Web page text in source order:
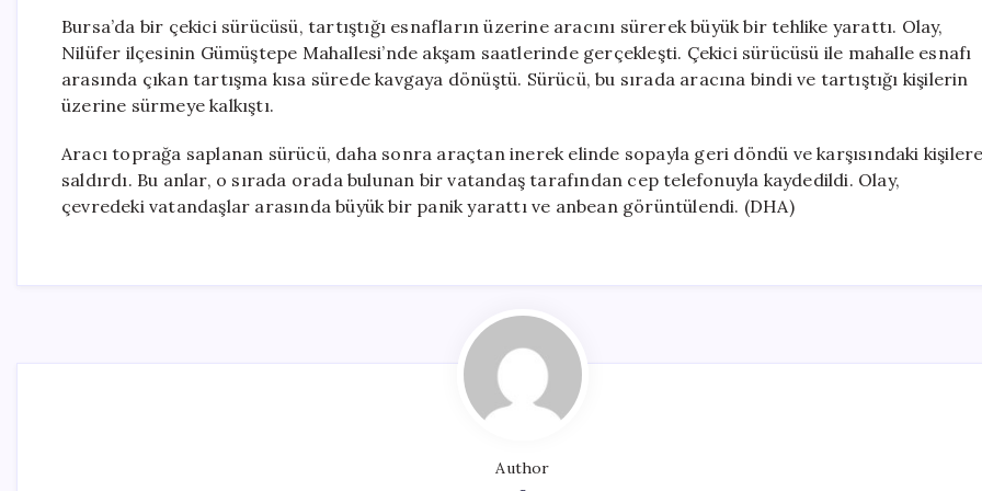
Yarattı:
Araçla
Saldırı
ve
Darbe
için
Bursa’da bir çekici sürücüsü, tartıştığı esnafların üzerine aracını sürerek büyük bir tehlike yarattı. Olay,
Nilüfer ilçesinin Gümüştepe Mahallesi’nde akşam saatlerinde gerçekleşti. Çekici sürücüsü ile mahalle esnafı
arasında çıkan tartışma kısa sürede kavgaya dönüştü. Sürücü, bu sırada aracına bindi ve tartıştığı kişilerin
üzerine sürmeye kalkıştı.
Aracı toprağa saplanan sürücü, daha sonra araçtan inerek elinde sopayla geri döndü ve karşısındaki
saldırdı. Bu anlar, o sırada orada bulunan bir vatandaş tarafından cep telefonuyla kaydedildi. Olay,
çevredeki vatandaşlar arasında büyük bir panik yarattı ve anbean görüntülendi. (DHA)
Author